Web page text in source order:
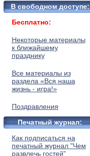
В свободном доступе:
Бесплатно:
Некоторые материалы
к ближайшему
празднику
Все материалы из
раздела «Вся наша
жизнь - игра!»
Поздравления
Печатный журнал:
Как подписаться на
печатный журнал "Чем
развлечь гостей"